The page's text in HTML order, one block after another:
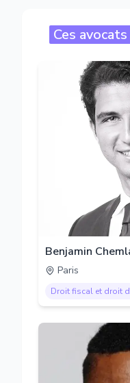
Ces
Benjamin
Paris
Droit fiscal et droit